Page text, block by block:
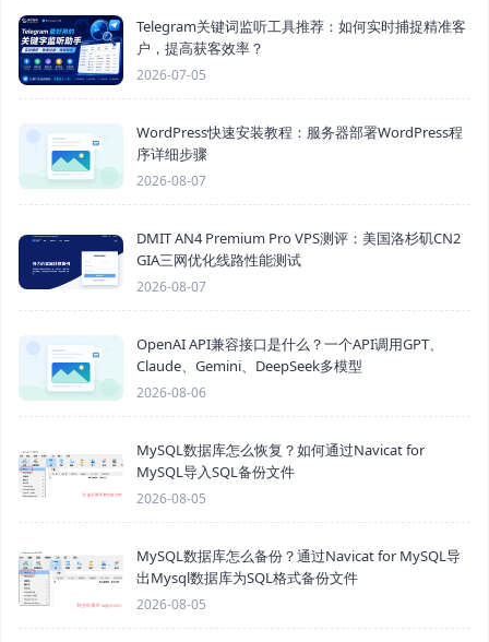
Telegram关键词监听工具推荐：如何实时捕捉精准客
户，提高获客效率？
2026-07-05
WordPress快速安装教程：服务器部署WordPress程
序详细步骤
2026-08-07
DMIT AN4 Premium Pro VPS测评：美国洛杉矶CN2
GIA三网优化线路性能测试
2026-08-07
OpenAI API兼容接口是什么？一个API调用GPT、
Claude、Gemini、DeepSeek多模型
2026-08-06
MySQL数据库怎么恢复？如何通过Navicat for
MySQL导入SQL备份文件
2026-08-05
MySQL数据库怎么备份？通过Navicat for MySQL导
出Mysql数据库为SQL格式备份文件
2026-08-05